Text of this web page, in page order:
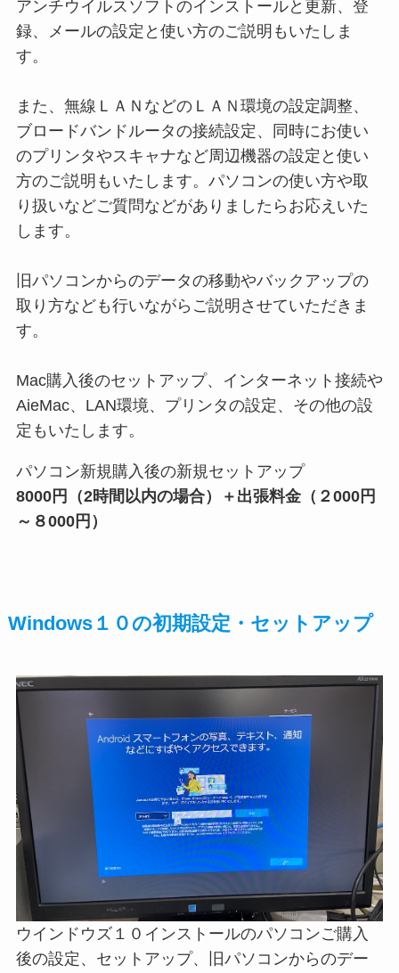
アンチウイルスソフトのインストールと更新、登
録、メールの設定と使い方のご説明もいたしま
す。
また、無線ＬＡＮなどのＬＡＮ環境の設定調整、
ブロードバンドルータの接続設定、同時にお使い
のプリンタやスキャナなど周辺機器の設定と使い
方のご説明もいたします。パソコンの使い方や取
り扱いなどご質問などがありましたらお応えいた
します。
旧パソコンからのデータの移動やバックアップの
取り方なども行いながらご説明させていただきま
す。
Mac購入後のセットアップ、インターネット接続や
AieMac、LAN環境、プリンタの設定、その他の設
定もいたします。
パソコン新規購入後の新規セットアップ
8000円（2時間以内の場合）＋出張料金（２000円
～８000円）
Windows１０の初期設定・セットアップ
ウインドウズ１０インストールのパソコンご購入
後の設定、セットアップ、旧パソコンからのデー